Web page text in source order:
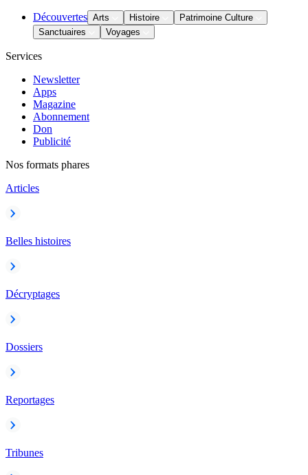
Découvertes Arts Histoire
Patrimoine Culture
Sanctuaires
Voyages
Services
Newsletter
Apps
Magazine
Abonnement
Don
Publicité
Nos formats phares
Articles
Belles histoires
Décryptages
Dossiers
Reportages
Tribunes